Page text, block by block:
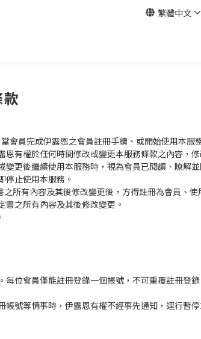
繁體中文
會員完成伊露恩之會員註冊手續、或開始使用本服
有權於任何時間修改或變更本服務條款之內容，
更後繼續使用本服務時，視為會員已閱讀、瞭解
停止使用本服務。
所有內容及其後修改變更後，方得註冊為會員、
之所有內容及其後修改變更。
位會員僅能註冊登錄一個帳號，不可重覆註冊登錄
號等情事時，伊露恩有權不經事先通知，逕行暫